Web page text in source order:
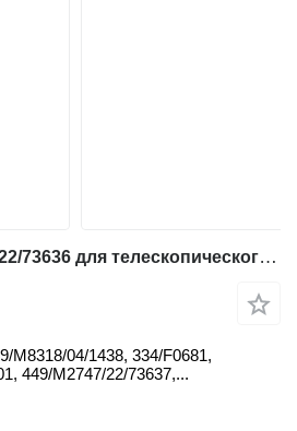
КПП JCB 449/M2747/22/73636 для телескопического погрузчика JCB 530, 531-70, 535-125, 535-140, 541-70
M8318/04/1438, 334/F0681,
449/M2747/22/73637,...